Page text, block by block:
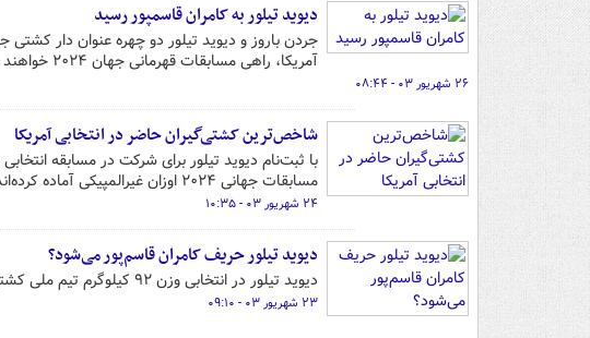
دیوید تیلور به کامران قاسمپور رسید
جردن باروز و دیوید تیلور دو چهره عنوان دار
آمریکا، راهی مسابقات قهرمانی جهان ۲۰۲۴ خواهند شد.
۲۶ شهریور ۰۳ - ۰۸:۴۴
شاخص‌ترین کشتی‌گیران حاضر در انتخابی آمریکا
با ثبت‌نام دیوید تیلور برای شرکت در مسابقه
مسابقات جهانی ۲۰۲۴ اوزان غیرالمپیکی آماده کرده‌اند، افزایش پیدا کرد.
۲۴ شهریور ۰۳ - ۱۰:۳۵
دیوید تیلور حریف کامران قاسم‌پور می‌شود؟
دیوید تیلور در انتخابی وزن ۹۲ کیلوگرم تیم ملی کشتی آزاد آمریکا شرکت خواهد کرد.
۲۳ شهریور ۰۳ - ۰۹:۱۰